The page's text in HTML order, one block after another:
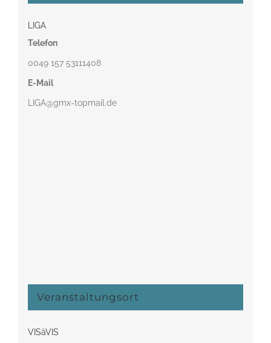
LIGA
Telefon
0049 157 53111408‬
E-Mail
LIGA@gmx-topmail.de
Veranstaltungsort
VISàVIS